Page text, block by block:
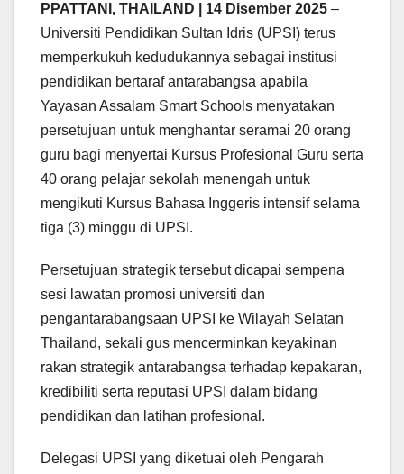
PPATTANI, THAILAND | 14 Disember 2025 –
Universiti Pendidikan Sultan Idris (UPSI) terus
memperkukuh kedudukannya sebagai institusi
pendidikan bertaraf antarabangsa apabila
Yayasan Assalam Smart Schools menyatakan
persetujuan untuk menghantar seramai 20 orang
guru bagi menyertai Kursus Profesional Guru serta
40 orang pelajar sekolah menengah untuk
mengikuti Kursus Bahasa Inggeris intensif selama
tiga (3) minggu di UPSI.
Persetujuan strategik tersebut dicapai sempena
sesi lawatan promosi universiti dan
pengantarabangsaan UPSI ke Wilayah Selatan
Thailand, sekali gus mencerminkan keyakinan
rakan strategik antarabangsa terhadap kepakaran,
kredibiliti serta reputasi UPSI dalam bidang
pendidikan dan latihan profesional.
Delegasi UPSI yang diketuai oleh Pengarah